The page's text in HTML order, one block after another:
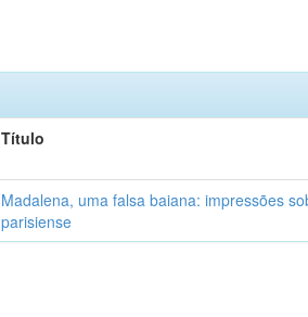
Título
Madalena, uma falsa baiana: impressões
parisiense